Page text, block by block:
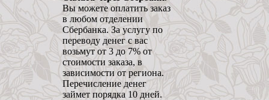
Вы можете оплатить заказ
в любом отделении
Сбербанка. За услугу по
переводу денег с вас
возьмут от 3 до 7% от
стоимости заказа, в
зависимости от региона.
Перечисление денег
займет порядка 10 дней.